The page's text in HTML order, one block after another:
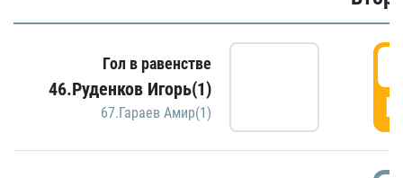
Гол в равенстве
46.Руденков Игорь(1)
67.Гараев Амир(1)